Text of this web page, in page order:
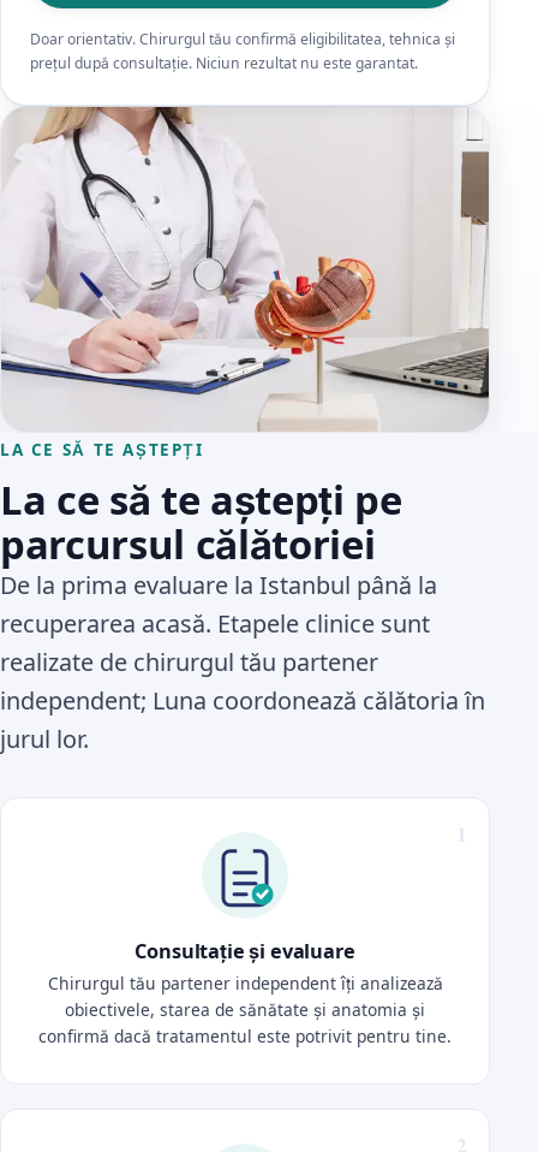
Doar orientativ. Chirurgul tău confirmă eligibilitatea, tehnica și
prețul după consultație. Niciun rezultat nu este garantat.
LA CE SĂ TE AȘTEPȚI
La ce să te aștepți pe
parcursul călătoriei
De la prima evaluare la Istanbul până la
recuperarea acasă. Etapele clinice sunt
realizate de chirurgul tău partener
independent; Luna coordonează călătoria în
jurul lor.
Consultație și evaluare
Chirurgul tău partener independent îți analizează
obiectivele, starea de sănătate și anatomia și
confirmă dacă tratamentul este potrivit pentru tine.